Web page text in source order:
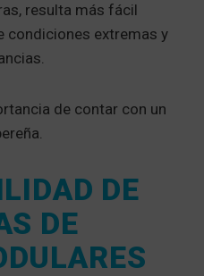
resulta más fácil
condiciones extremas y
de contar con un
DE
DE